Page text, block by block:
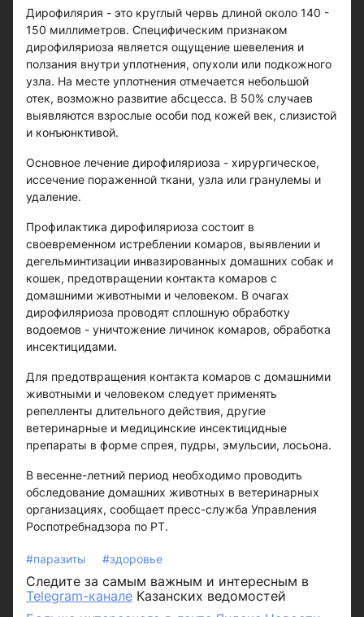
Дирофилярия - это круглый червь длиной около 140 -
150 миллиметров. Специфическим признаком
дирофиляриоза является ощущение шевеления и
ползания внутри уплотнения, опухоли или подкожного
узла. На месте уплотнения отмечается небольшой
отек, возможно развитие абсцесса. В 50% случаев
выявляются взрослые особи под кожей век, слизистой
и конъюнктивой.
Основное лечение дирофиляриоза - хирургическое,
иссечение пораженной ткани, узла или гранулемы и
удаление.
Профилактика дирофиляриоза состоит в
своевременном истреблении комаров, выявлении и
дегельминтизации инвазированных домашних собак и
кошек, предотвращении контакта комаров с
домашними животными и человеком. В очагах
дирофиляриоза проводят сплошную обработку
водоемов - уничтожение личинок комаров, обработка
инсектицидами.
Для предотвращения контакта комаров с домашними
животными и человеком следует применять
репелленты длительного действия, другие
ветеринарные и медицинские инсектицидные
препараты в форме спрея, пудры, эмульсии, лосьона.
В весенне-летний период необходимо проводить
обследование домашних животных в ветеринарных
организациях, сообщает пресс-служба Управления
Роспотребнадзора по РТ.
#паразиты #здоровье
Следите за самым важным и интересным в
Telegram-канале Казанских ведомостей